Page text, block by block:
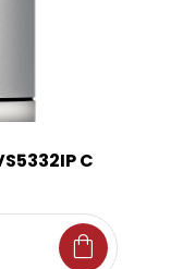
C
shopping_bag